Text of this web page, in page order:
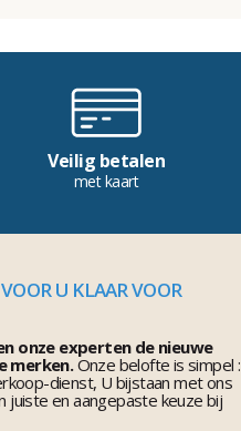
Veilig betalen
met kaart
U KLAAR VOOR
onze experten de nieuwe
merken.Onze belofte is simpel :
dienst, U bijstaan met ons
en aangepaste keuze bij